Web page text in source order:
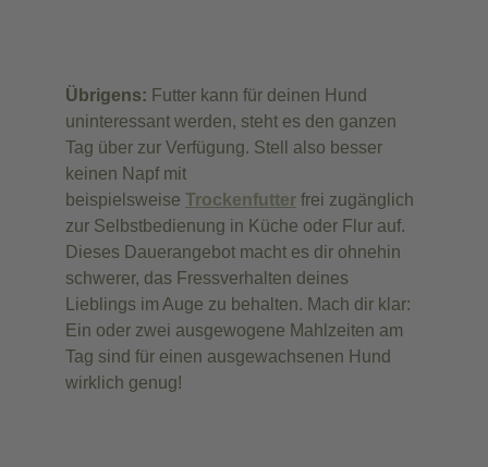
Übrigens: Futter kann für deinen Hund
uninteressant werden, steht es den ganzen
Tag über zur Verfügung. Stell also besser
keinen Napf mit
beispielsweise Trockenfutter frei zugänglich
zur Selbstbedienung in Küche oder Flur auf.
Dieses Dauerangebot macht es dir ohnehin
schwerer, das Fressverhalten deines
Lieblings im Auge zu behalten. Mach dir klar:
Ein oder zwei ausgewogene Mahlzeiten am
Tag sind für einen ausgewachsenen Hund
wirklich genug!